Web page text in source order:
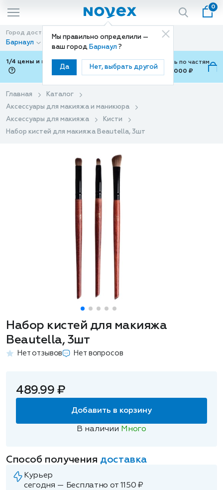
Мы правильно определили —
ваш город Барнаул ?
Да Нет, выбрать другой
0
Город доставки
Барнаул
Способ доставки
Доставка
1/4 цены и покупки ваши с Подели
Можно оплатить по частям
от 700 ₽ до 15,000 ₽
Главная
Каталог
Аксессуары для макияжа и маникюра
Аксессуары для макияжа
Кисти
Набор кистей для макияжа Beautella, 3шт
Набор кистей для макияжа
Beautella, 3шт
Нет отзывов Нет вопросов
489.99 ₽
Добавить в корзину
В наличии Много
Способ получения доставка
Курьер
сегодня — Бесплатно от 1150 ₽